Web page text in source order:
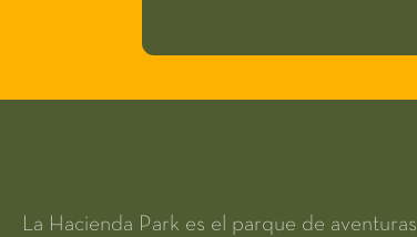
La Hacienda Park es el parque de aventuras